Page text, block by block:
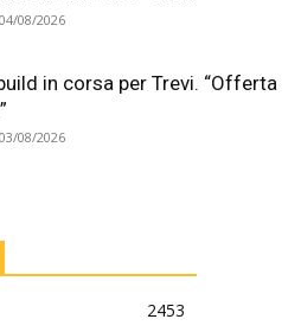
04/08/2026
in corsa per Trevi. “Offerta
03/08/2026
2453